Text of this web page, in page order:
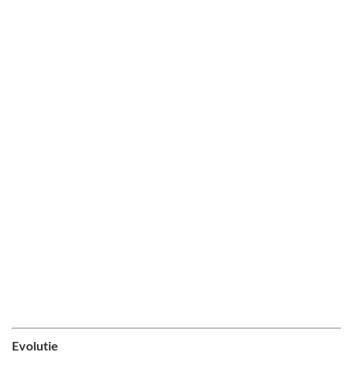
Evolutie